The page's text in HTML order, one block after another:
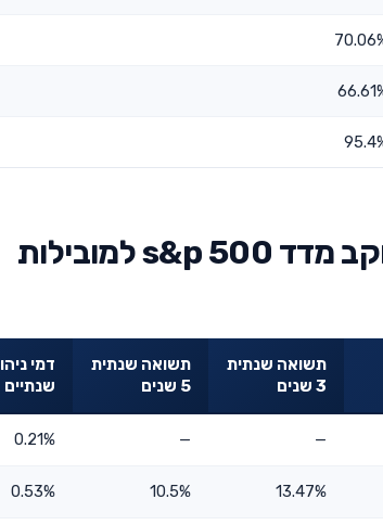
השוואת מור מנורה מבטחים מסלול עוקב מדד s&p 500 למובילות
תשואה שנתית
3 שנים
תשואה שנתית
5 שנים
דמי
שנתיים
—
—
0.21%
13.47%
10.5%
0.53%